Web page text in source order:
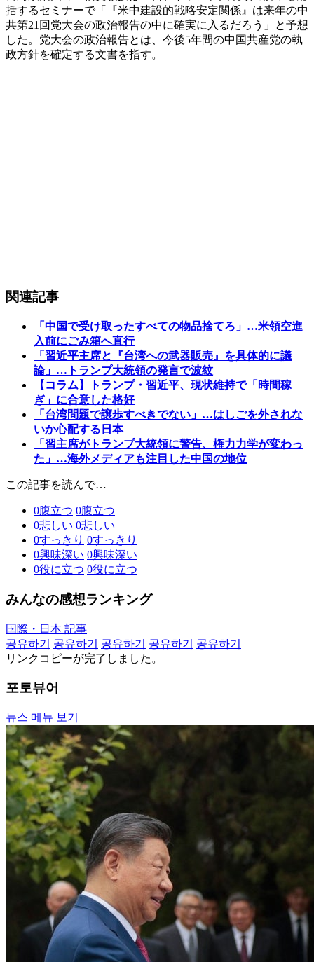
括するセミナーで「『米中建設的戦略安定関係』は来年の中
共第21回党大会の政治報告の中に確実に入るだろう」と予想
した。党大会の政治報告とは、今後5年間の中国共産党の執
政方針を確定する文書を指す。
関連記事
「中国で受け取ったすべての物品捨てろ」…米領空進
入前にごみ箱へ直行
「習近平主席と『台湾への武器販売』を具体的に議
論」…トランプ大統領の発言で波紋
【コラム】トランプ・習近平、現状維持で「時間稼
ぎ」に合意した格好
「台湾問題で譲歩すべきでない」…はしごを外されな
いか心配する日本
「習主席がトランプ大統領に警告、権力力学が変わっ
た」…海外メディアも注目した中国の地位
この記事を読んで…
0腹立つ 0腹立つ
0悲しい 0悲しい
0すっきり 0すっきり
0興味深い 0興味深い
0役に立つ 0役に立つ
みんなの感想ランキング
国際・日本 記事
공유하기
공유하기 공유하기 공유하기
공유하기
リンクコピーが完了しました。
포토뷰어
뉴스 메뉴 보기